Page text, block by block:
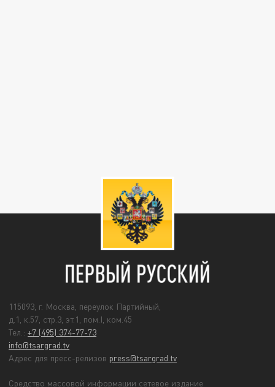
115093, г. Москва, переулок Партийный,
д.1, к.57, стр.3, эт.1, пом.I, ком.45
Тел.:+7 (495) 374-77-73
info@tsargrad.tv
Адрес для пресс-релизов press@tsargrad.tv
Средство массовой информации сетевое издание